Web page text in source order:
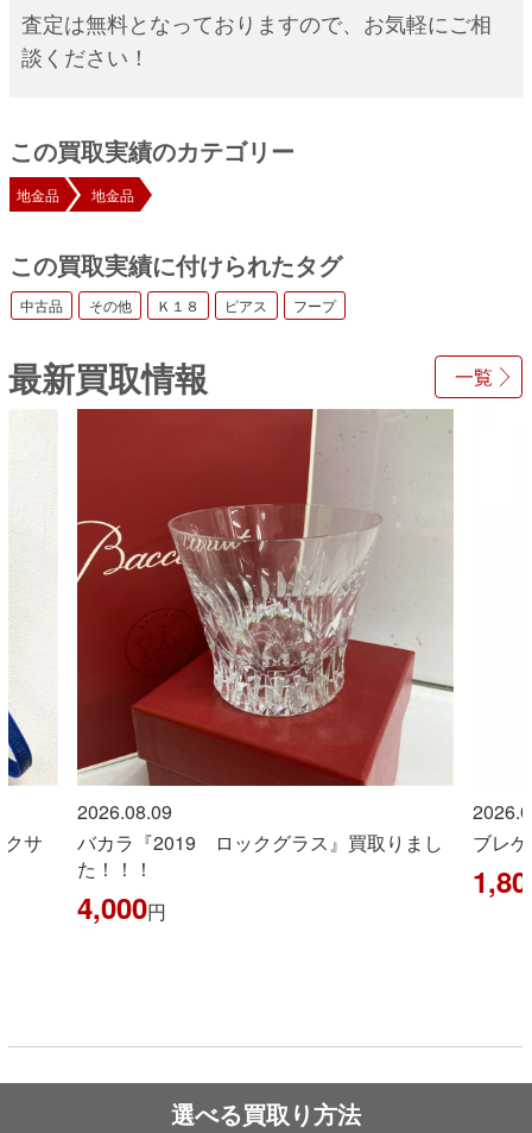
査定は無料となっておりますので、お気軽にご相
談ください！
この買取実績のカテゴリー
地金品 地金品
この買取実績に付けられたタグ
中古品 その他 Ｋ１８ ピアス フープ
一覧
最新買取情報
サ
2026.08.09
バカラ『2019 ロックグラス』買取りまし
た！！！
4,000円
ブレ
選べる買取り方法